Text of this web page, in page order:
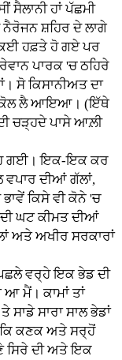
ਹਾਂ ਪੱਛਮੀ
ਸ਼ਹਿਰ ਦੇ ਲਾਗੇ
ਕਈ ਹਫ਼ਤੇ ਹੋ ਗਏ ਪਰ
ਪਾਰਕ 'ਚ ਠਹਿਰੇ
ਸੋ ਕਿਸਾਨੀਅਤ ਦਾ
ਕੋਲ ਲੈ ਆਇਆ। (ਇੱਥੇ
ਚੜ੍ਹਦੇ ਪਾਸੇ ਆਲ਼ੀ
ਗਈ। ਇਕ-ਇਕ ਕਰ
ਦੀਆਂ ਗੱਲਾਂ,
ਕਿਸੇ ਵੀ ਕੋਨੇ 'ਚ
ਘਟ ਕੀਮਤ ਦੀਆਂ
ਅਤੇ ਅਖੀਰ ਸਰਕਾਰਾਂ
ਵਰ੍ਹੇ ਇਕ ਭੇਡ ਦੀ
ਆ ਮੈਂ। ਕਾਮਾਂ ਤਾਂ
ਸਾਰਾ ਸਾਲ ਭੇਡਾਂ
ਕਣਕ ਅਤੇ ਸਰ੍ਹੋਂ
ਸਿਰੇ ਦੀ ਅਤੇ ਇਕ